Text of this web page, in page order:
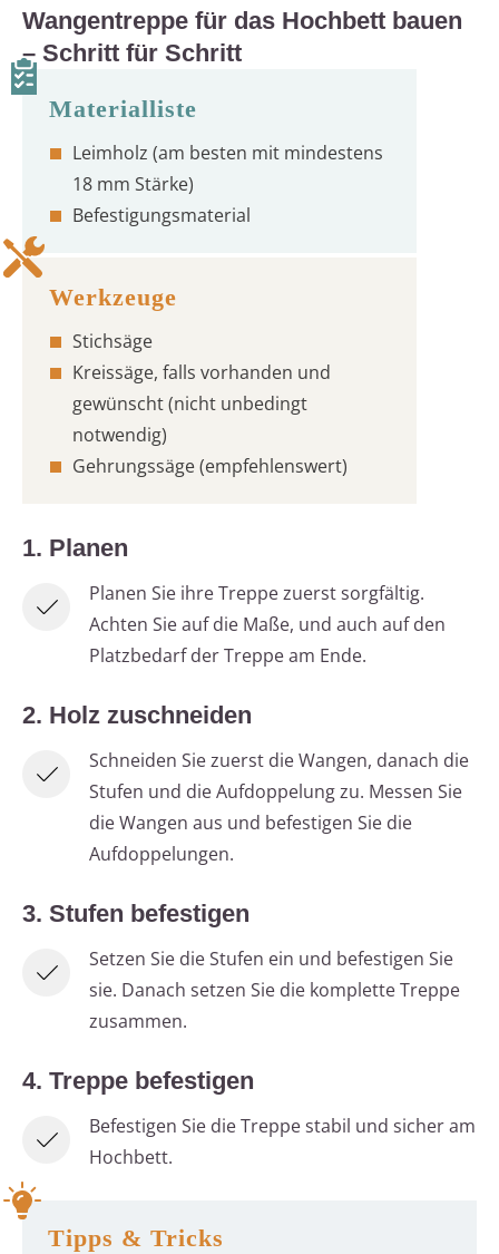
Wangentreppe für das Hochbett bauen
– Schritt für Schritt
Leimholz (am besten mit mindestens
18 mm Stärke)
Befestigungsmaterial
Stichsäge
Kreissäge, falls vorhanden und
gewünscht (nicht unbedingt
notwendig)
Gehrungssäge (empfehlenswert)
1. Planen
Planen Sie ihre Treppe zuerst sorgfältig.
Achten Sie auf die Maße, und auch auf den
Platzbedarf der Treppe am Ende.
2. Holz zuschneiden
Schneiden Sie zuerst die Wangen, danach die
Stufen und die Aufdoppelung zu. Messen Sie
die Wangen aus und befestigen Sie die
Aufdoppelungen.
3. Stufen befestigen
Setzen Sie die Stufen ein und befestigen Sie
sie. Danach setzen Sie die komplette Treppe
zusammen.
4. Treppe befestigen
Befestigen Sie die Treppe stabil und sicher am
Hochbett.
Tipps & Tricks